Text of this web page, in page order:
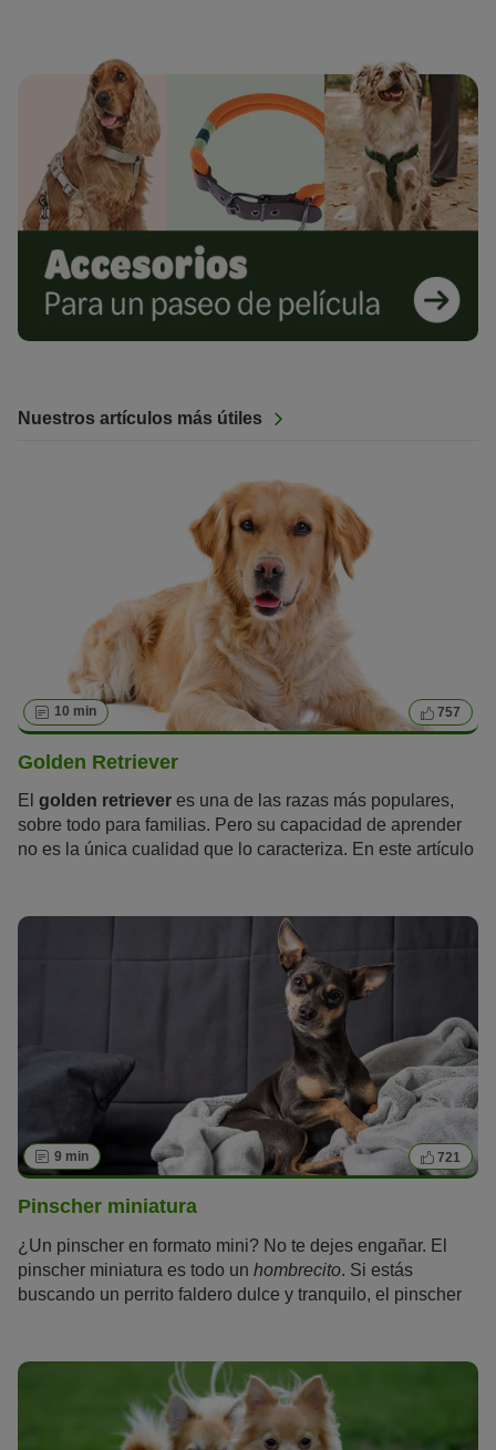
Nuestros artículos más útiles
10 min 757
Golden Retriever
El golden retriever es una de las razas más populares,
sobre todo para familias. Pero su capacidad de aprender
no es la única cualidad que lo caracteriza. En este artículo
9 min 721
Pinscher miniatura
¿Un pinscher en formato mini? No te dejes engañar. El
pinscher miniatura es todo un hombrecito. Si estás
buscando un perrito faldero dulce y tranquilo, el pinscher
cuidador siempre al trote.